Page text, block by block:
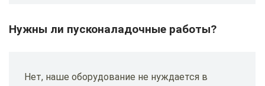
Нужны ли пусконаладочные работы?
Нет, наше оборудование не нуждается в